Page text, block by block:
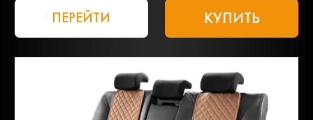
ПЕРЕЙТИ КУПИТЬ